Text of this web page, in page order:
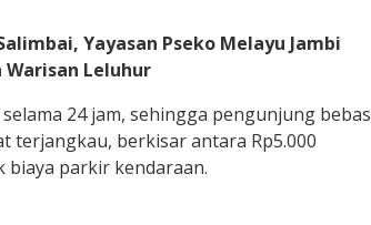
Yayasan Pseko Melayu Jambi
Warisan Leluhur
24 jam, sehingga pengunjung bebas
terjangkau, berkisar antara Rp5.000
biaya parkir kendaraan.